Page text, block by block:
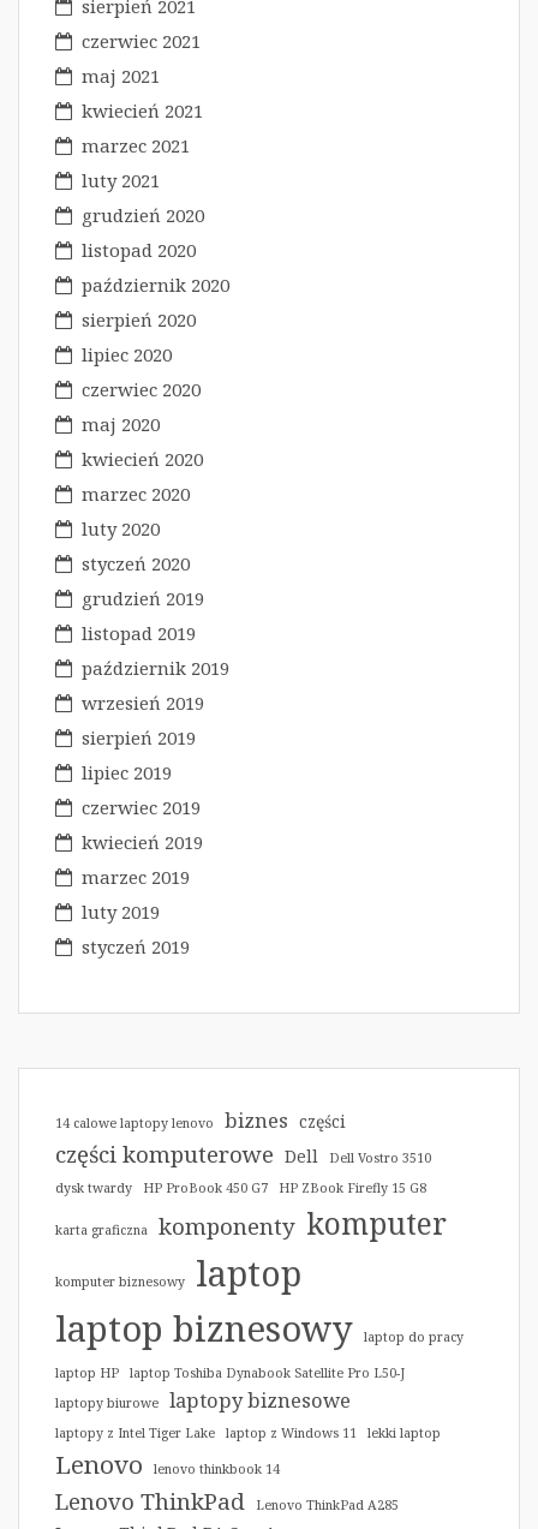
sierpień 2021
czerwiec 2021
maj 2021
kwiecień 2021
marzec 2021
luty 2021
grudzień 2020
listopad 2020
październik 2020
sierpień 2020
lipiec 2020
czerwiec 2020
maj 2020
kwiecień 2020
marzec 2020
luty 2020
styczeń 2020
grudzień 2019
listopad 2019
październik 2019
wrzesień 2019
sierpień 2019
lipiec 2019
czerwiec 2019
kwiecień 2019
marzec 2019
luty 2019
styczeń 2019
14 calowe laptopy lenovo biznes części
części komputerowe Dell
Dell Vostro 3510
dysk twardy
HP ProBook 450 G7 HP ZBook Firefly 15 G8
karta graficzna komponenty komputer
komputer biznesowy laptop
laptop biznesowy laptop do pracy
laptop HP
laptop Toshiba Dynabook Satellite Pro L50-J
laptopy biurowe
laptopy biznesowe
laptopy z Intel Tiger Lake laptop z Windows 11 lekki laptop
Lenovo lenovo thinkbook 14
Lenovo ThinkPad Lenovo ThinkPad A285